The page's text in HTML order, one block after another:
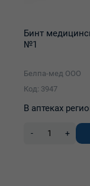
Бинт
№1
Белпа-мед ООО
Код: 3947
В аптеках
- +